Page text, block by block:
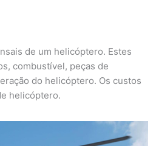
de um helicóptero. Estes
combustível, peças de
do helicóptero. Os custos
helicóptero.